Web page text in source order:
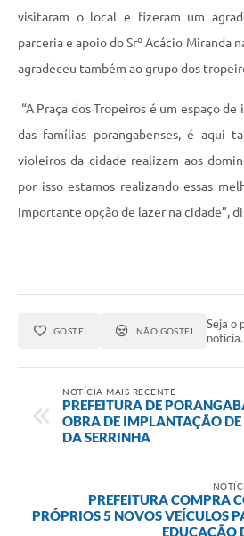
visitaram o local e fizeram um
parceria e apoio do Srº Acácio Miranda
agradeceu também ao grupo dos
“A Praça dos Tropeiros é um espaço
das famílias porangabenses, é aqui
violeiros da cidade realizam aos
por isso estamos realizando essas
importante opção de lazer na cidade”,
GOSTEI NÃO GOSTEI
Seja o
notícia.
NOTÍCIA MAIS RECENTE
PREFEITURA DE
OBRA DE IMPLANTAÇÃO
DA SERRINHA
PREFEITURA COMPRA
PRÓPRIOS 5 NOVOS VEÍCULOS
EDUCAÇÃO